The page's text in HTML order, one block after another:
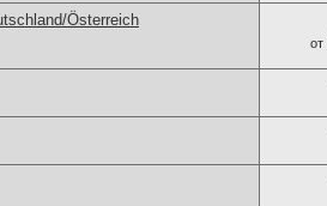
Österreich
от